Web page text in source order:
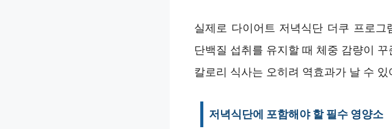
실제로 다이어트 저녁식단 더쿠 프로
단백질 섭취를 유지할 때 체중 감량이
칼로리 식사는 오히려 역효과가 날 수
저녁식단에 포함해야 할 필수 영양소